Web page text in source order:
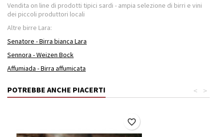
Vendita on line di prodotti tipici sardi - ampia selezione di birri e vini
dei piccoli produttori locali
Altre birre Lara:
Senatore - Birra bianca Lara
Sennora - Weizen Bock
Affumiada - Birra affumicata
POTREBBE ANCHE PIACERTI >
<
favorite_border